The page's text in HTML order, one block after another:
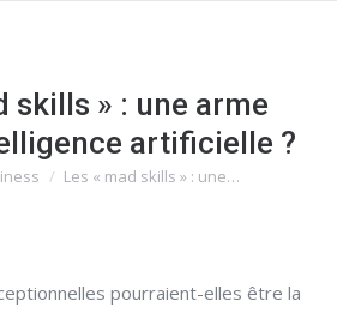
skills » : une arme
artificielle ?
: Les « mad skills » : une…
pourraient-elles être la